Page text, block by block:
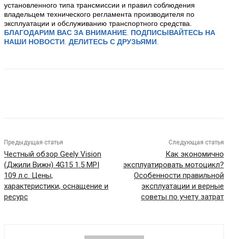
установленного типа трансмиссии и правил соблюдения
владельцем технического регламента производителя по
эксплуатации и обслуживанию транспортного средства.
БЛАГОДАРИМ ВАС ЗА ВНИМАНИЕ ПОДПИСЫВАЙТЕСЬ НА
НАШИ НОВОСТИ ДЕЛИТЕСЬ С ДРУЗЬЯМИ
Предыдущая статья
Честный обзор Geely Vision
(Джили Вижн) 4G15 1.5 MPI
109 л.с. Цены,
характеристики, оснащение и
ресурс
Следующая статья
Как экономично
эксплуатировать мотоцикл?
Особенности правильной
эксплуатации и верные
советы по учету затрат